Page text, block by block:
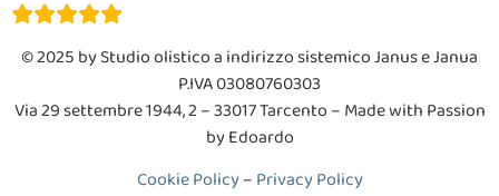
© 2025 by Studio olistico a indirizzo sistemico Janus e Janua
P.IVA 03080760303
Via 29 settembre 1944, 2 – 33017 Tarcento – Made with Passion
by Edoardo
Cookie Policy– Privacy Policy